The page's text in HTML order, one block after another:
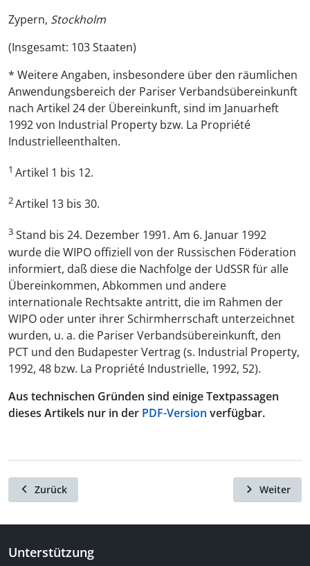
Zypern, Stockholm
(Insgesamt: 103 Staaten)
* Weitere Angaben, insbesondere über den räumlichen
Anwendungsbereich der Pariser Verbandsübereinkunft
nach Artikel 24 der Übereinkunft, sind im Januarheft
1992 von Industrial Property bzw. La Propriété
Industrielleenthalten.
1 Artikel 1 bis 12.
2Artikel 13 bis 30.
3 Stand bis 24. Dezember 1991. Am 6. Januar 1992
wurde die WIPO offiziell von der Russischen Föderation
informiert, daß diese die Nachfolge der UdSSR für alle
Übereinkommen, Abkommen und andere
internationale Rechtsakte antritt, die im Rahmen der
WIPO oder unter ihrer Schirmherrschaft unterzeichnet
wurden, u. a. die Pariser Verbandsübereinkunft, den
PCT und den Budapester Vertrag (s. Industrial Property,
1992, 48 bzw. La Propriété Industrielle, 1992, 52).
Aus technischen Gründen sind einige Textpassagen
dieses Artikels nur in der PDF-Version verfügbar.
Zurück Weiter
Unterstützung